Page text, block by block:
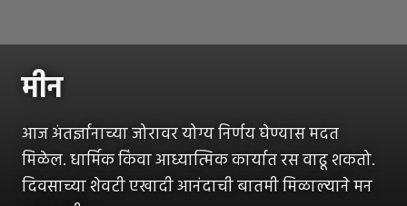
मीन
आज अंतर्ज्ञानाच्या जोरावर योग्य निर्णय घेण्यास मदत
मिळेल. धार्मिक किंवा आध्यात्मिक कार्यात रस वाढू शकतो.
दिवसाच्या शेवटी एखादी आनंदाची बातमी मिळाल्याने मन